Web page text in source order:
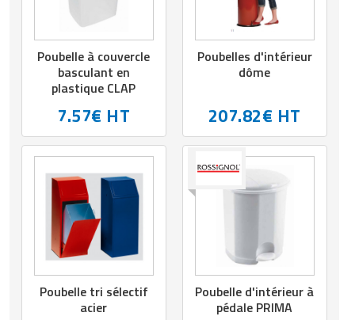
Matériel de musculation
Vêtement sportif
Rôtisserie professionnelle
Sautause professionnelle
Table de cuisson professionnelle
Tables de préparation réfrigérées
Ustensile de cuisine
Vaisselle restaurant
Vitrines réfrigérées
Poubelle à couvercle
basculant en
plastique CLAP
7.57€ HT
Poubelles d'intérieur
dôme
207.82€ HT
Poubelle tri sélectif
acier
Poubelle d'intérieur à
pédale PRIMA